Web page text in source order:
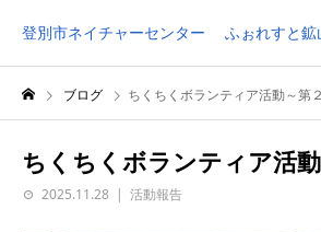
登別市ネイチャーセンター ふぉれすと鉱
ブログ ちくちくボランティア活動～第
ちくちくボランティア活
2025.11.28 活動報告